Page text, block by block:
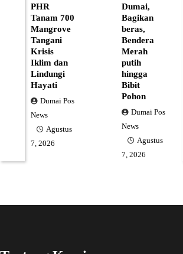
PHR
Tanam 700
Mangrove
Tangani
Krisis
Iklim dan
Lindungi
Hayati
Dumai Pos
News
Agustus
7, 2026
Dumai,
Bagikan
beras,
Bendera
Merah
putih
hingga
Bibit
Pohon
Dumai Pos
News
Agustus
7, 2026